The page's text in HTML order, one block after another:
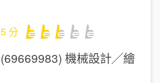
分
機械設計╱繪